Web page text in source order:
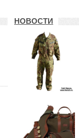
НОВОСТИ